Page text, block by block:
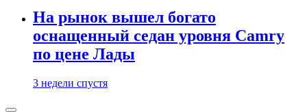
На рынок вышел богато
оснащенный седан уровня Camry
по цене Лады
3 недели спустя